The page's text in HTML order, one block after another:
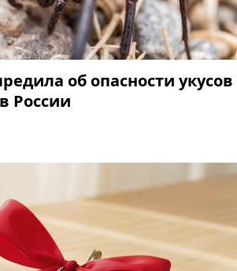
об опасности укусов
России